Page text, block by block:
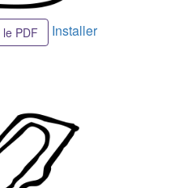
PDF Installer